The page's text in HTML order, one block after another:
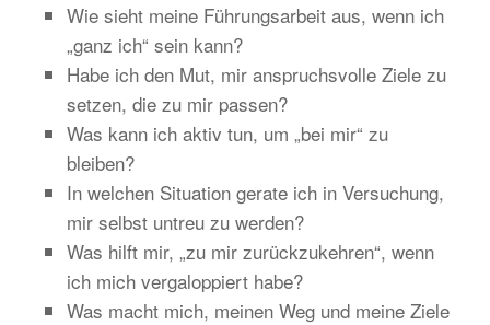
Wie sieht meine Führungsarbeit aus, wenn ich
„ganz ich“ sein kann?
Habe ich den Mut, mir anspruchsvolle Ziele zu
setzen, die zu mir passen?
Was kann ich aktiv tun, um „bei mir“ zu
bleiben?
In welchen Situation gerate ich in Versuchung,
mir selbst untreu zu werden?
Was hilft mir, „zu mir zurückzukehren“, wenn
ich mich vergaloppiert habe?
Was macht mich, meinen Weg und meine Ziele